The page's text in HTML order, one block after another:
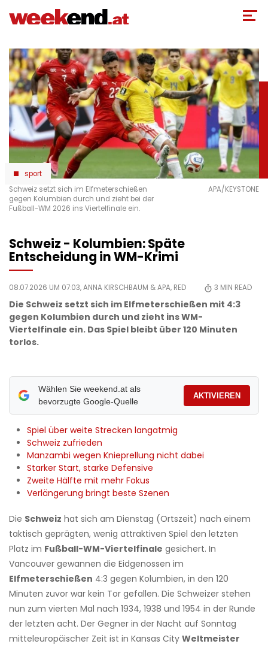
zum
sport
Schweiz setzt sich im Elfmeterschießen
gegen Kolumbien durch und zieht bei der
Fußball-WM 2026 ins Viertelfinale ein.
APA/KEYSTONE
Schweiz - Kolumbien: Späte
Entscheidung in WM-Krimi
08.07.2026 UM 07:03,ANNA KIRSCHBAUM & APA, RED 3 MIN READ
Die Schweiz setzt sich im Elfmeterschießen mit 4:3
gegen Kolumbien durch und zieht ins WM-
Viertelfinale ein. Das Spiel bleibt über 120 Minuten
torlos.
Wählen Sie weekend.at als
bevorzugte Google-Quelle
AKTIVIEREN
Spiel über weite Strecken langatmig
Schweiz zufrieden
Manzambi wegen Knieprellung nicht dabei
Starker Start, starke Defensive
Zweite Hälfte mit mehr Fokus
Verlängerung bringt beste Szenen
Die Schweiz hat sich am Dienstag (Ortszeit) nach einem
taktisch geprägten, wenig attraktiven Spiel den letzten
Platz im Fußball-WM-Viertelfinale gesichert. In
Vancouver gewannen die Eidgenossen im
Elfmeterschießen 4:3 gegen Kolumbien, in den 120
Minuten zuvor war kein Tor gefallen. Die Schweizer stehen
nun zum vierten Mal nach 1934, 1938 und 1954 in der Runde
der letzten acht. Der Gegner in der Nacht auf Sonntag
mitteleuropäischer Zeit ist in Kansas City Weltmeister